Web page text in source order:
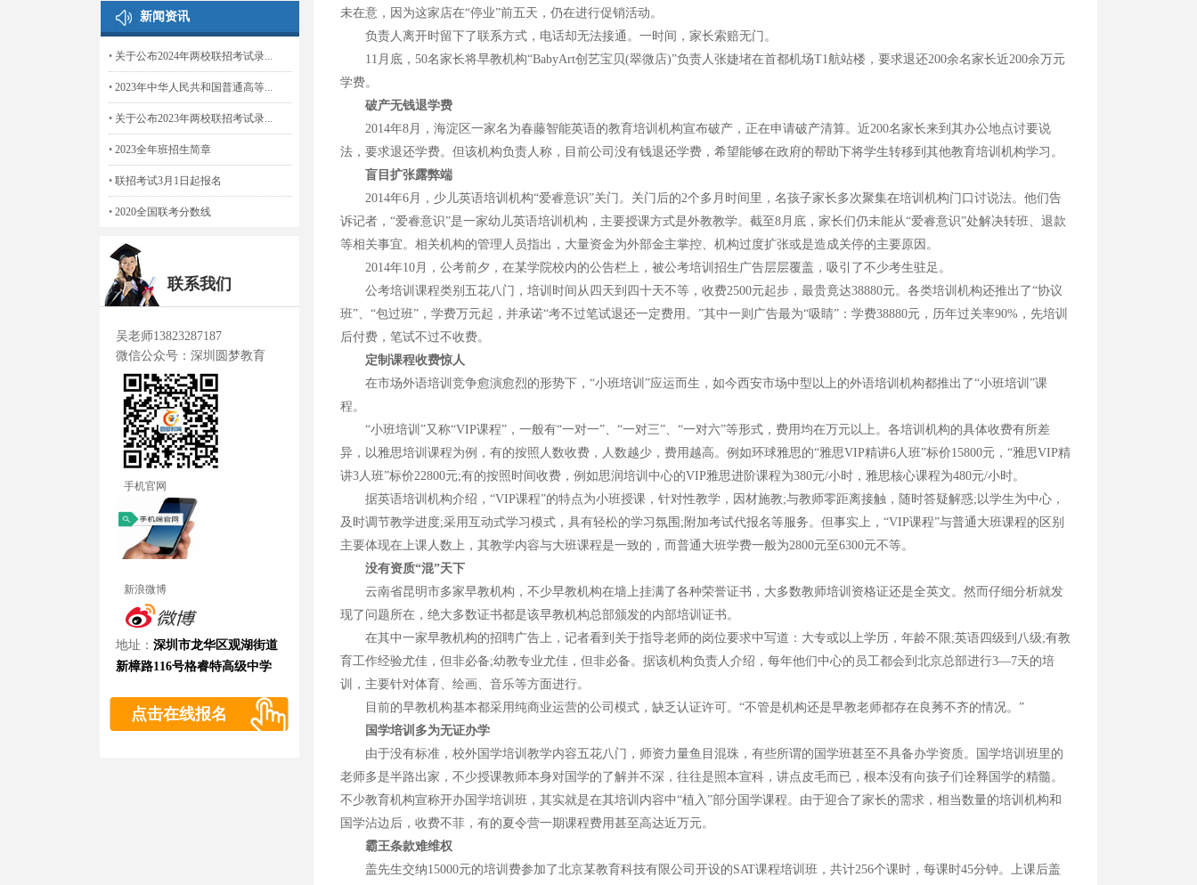
新闻资讯
• 关于公布2024年两校联招考试录...
• 2023年中华人民共和国普通高等...
• 关于公布2023年两校联招考试录...
• 2023全年班招生简章
• 联招考试3月1日起报名
• 2020全国联考分数线
联系我们
吴老师13823287187
微信公众号：深圳圆梦教育
手机官网
新浪微博
地址： 深圳市龙华区观湖街道
新樟路116号格睿特高级中学
点击在线报名
未在意，因为这家店在“停业”前五天，仍在进行促销活动。
负责人离开时留下了联系方式，电话却无法接通。一时间，家长索赔无门。
11月底，50名家长将早教机构“BabyArt创艺宝贝(翠微店)”负责人张婕堵在首都机场T1航站楼，要求退还200余名家长近200余万元
学费。
破产无钱退学费
2014年8月，海淀区一家名为春藤智能英语的教育培训机构宣布破产，正在申请破产清算。近200名家长来到其办公地点讨要说
法，要求退还学费。但该机构负责人称，目前公司没有钱退还学费，希望能够在政府的帮助下将学生转移到其他教育培训机构学习。
盲目扩张露弊端
2014年6月，少儿英语培训机构“爱睿意识”关门。关门后的2个多月时间里，名孩子家长多次聚集在培训机构门口讨说法。他们告
诉记者，“爱睿意识”是一家幼儿英语培训机构，主要授课方式是外教教学。截至8月底，家长们仍未能从“爱睿意识”处解决转班、退款
等相关事宜。相关机构的管理人员指出，大量资金为外部金主掌控、机构过度扩张或是造成关停的主要原因。
2014年10月，公考前夕，在某学院校内的公告栏上，被公考培训招生广告层层覆盖，吸引了不少考生驻足。
公考培训课程类别五花八门，培训时间从四天到四十天不等，收费2500元起步，最贵竟达38880元。各类培训机构还推出了“协议
班”、“包过班”，学费万元起，并承诺“考不过笔试退还一定费用。”其中一则广告最为“吸睛”：学费38880元，历年过关率90%，先培训
后付费，笔试不过不收费。
定制课程收费惊人
在市场外语培训竞争愈演愈烈的形势下，“小班培训”应运而生，如今西安市场中型以上的外语培训机构都推出了“小班培训”课
程。
“小班培训”又称“VIP课程”，一般有“一对一”、“一对三”、“一对六”等形式，费用均在万元以上。各培训机构的具体收费有所差
异，以雅思培训课程为例，有的按照人数收费，人数越少，费用越高。例如环球雅思的“雅思VIP精讲6人班”标价15800元，“雅思VIP精
讲3人班”标价22800元;有的按照时间收费，例如思润培训中心的VIP雅思进阶课程为380元/小时，雅思核心课程为480元/小时。
据英语培训机构介绍，“VIP课程”的特点为小班授课，针对性教学，因材施教;与教师零距离接触，随时答疑解惑;以学生为中心，
及时调节教学进度;采用互动式学习模式，具有轻松的学习氛围;附加考试代报名等服务。但事实上，“VIP课程”与普通大班课程的区别
主要体现在上课人数上，其教学内容与大班课程是一致的，而普通大班学费一般为2800元至6300元不等。
没有资质“混”天下
云南省昆明市多家早教机构，不少早教机构在墙上挂满了各种荣誉证书，大多数教师培训资格证还是全英文。然而仔细分析就发
现了问题所在，绝大多数证书都是该早教机构总部颁发的内部培训证书。
在其中一家早教机构的招聘广告上，记者看到关于指导老师的岗位要求中写道：大专或以上学历，年龄不限;英语四级到八级;有教
育工作经验尤佳，但非必备;幼教专业尤佳，但非必备。据该机构负责人介绍，每年他们中心的员工都会到北京总部进行3—7天的培
训，主要针对体育、绘画、音乐等方面进行。
目前的早教机构基本都采用纯商业运营的公司模式，缺乏认证许可。“不管是机构还是早教老师都存在良莠不齐的情况。”
国学培训多为无证办学
由于没有标准，校外国学培训教学内容五花八门，师资力量鱼目混珠，有些所谓的国学班甚至不具备办学资质。国学培训班里的
老师多是半路出家，不少授课教师本身对国学的了解并不深，往往是照本宣科，讲点皮毛而已，根本没有向孩子们诠释国学的精髓。
不少教育机构宣称开办国学培训班，其实就是在其培训内容中“植入”部分国学课程。由于迎合了家长的需求，相当数量的培训机构和
国学沾边后，收费不菲，有的夏令营一期课程费用甚至高达近万元。
霸王条款难维权
盖先生交纳15000元的培训费参加了北京某教育科技有限公司开设的SAT课程培训班，共计256个课时，每课时45分钟。上课后盖